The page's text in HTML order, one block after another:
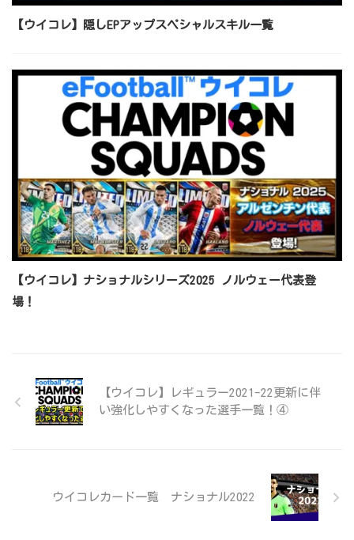
【ウイコレ】隠しEPアップスペシャルスキル一覧
【ウイコレ】ナショナルシリーズ2025 ノルウェー代表登
場！
【ウイコレ】レギュラー2021-22更新に伴
い強化しやすくなった選手一覧！④
ウイコレカード一覧 ナショナル2022